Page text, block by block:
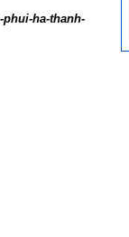
ha-thanh-